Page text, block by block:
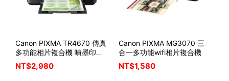
Canon PIXMA TR4670 傳真
多功能相片複合機 噴墨印表
機
NT$2,980
Canon PIXMA MG3070 三
合一多功能wifi相片複合機
NT$1,580